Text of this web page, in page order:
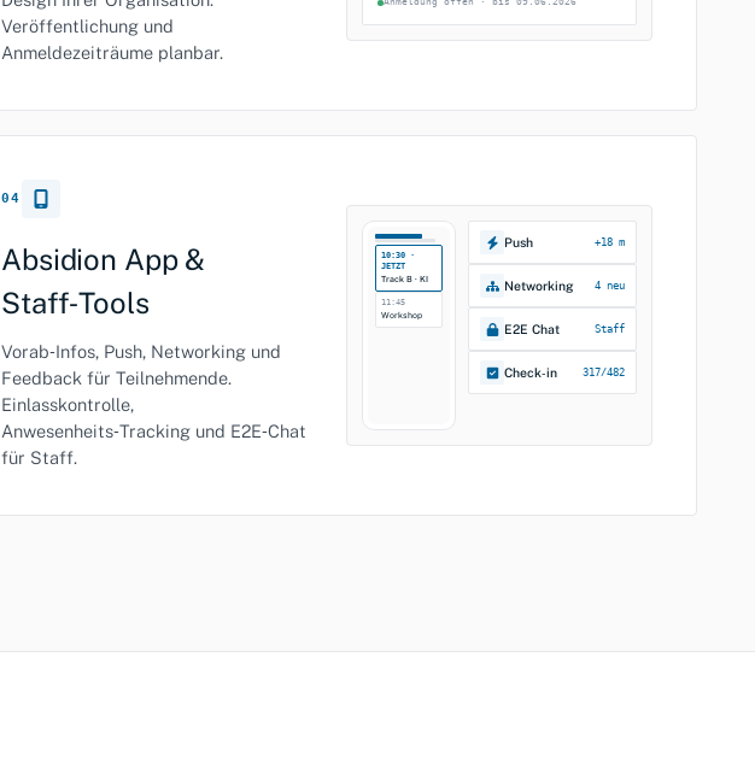
Veröffentlichung und
Anmeldezeiträume planbar.
04
Absidion App &
Staff‑Tools
Vorab‑Infos, Push, Networking und
Feedback für Teilnehmende.
Einlasskontrolle,
Anwesenheits‑Tracking und E2E‑Chat
für Staff.
10:30 ·
JETZT
Track B · KI
11:45
Workshop
Push +18 m
Networking 4 neu
E2E Chat Staff
Check‑in 317/482